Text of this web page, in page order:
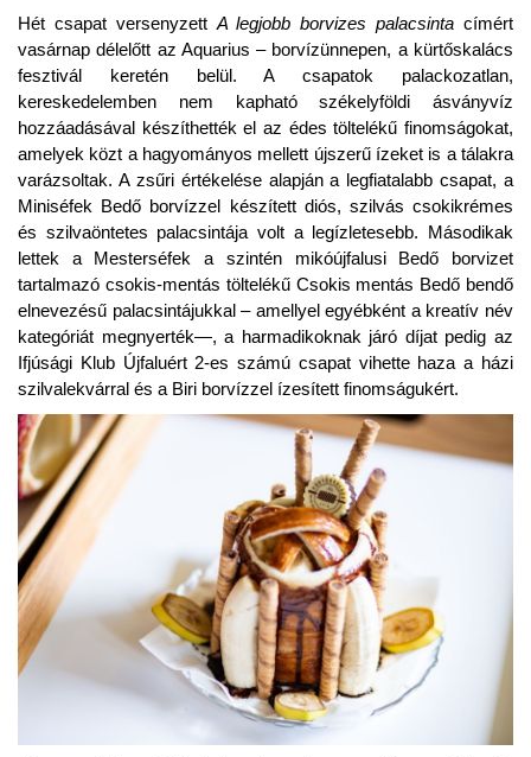
Hét csapat versenyzett A legjobb borvizes palacsinta címért
vasárnap délelőtt az Aquarius – borvízünnepen, a kürtőskalács
fesztivál keretén belül. A csapatok palackozatlan,
kereskedelemben nem kapható székelyföldi ásványvíz
hozzáadásával készíthették el az édes töltelékű finomságokat,
amelyek közt a hagyományos mellett újszerű ízeket is a tálakra
varázsoltak. A zsűri értékelése alapján a legfiatalabb csapat, a
Miniséfek Bedő borvízzel készített diós, szilvás csokikrémes
és szilvaöntetes palacsintája volt a legízletesebb. Másodikak
lettek a Mesterséfek a szintén mikóújfalusi Bedő borvizet
tartalmazó csokis-mentás töltelékű Csokis mentás Bedő bendő
elnevezésű palacsintájukkal – amellyel egyébként a kreatív név
kategóriát megnyerték—, a harmadikoknak járó díjat pedig az
Ifjúsági Klub Újfaluért 2-es számú csapat vihette haza a házi
szilvalekvárral és a Biri borvízzel ízesített finomságukért.